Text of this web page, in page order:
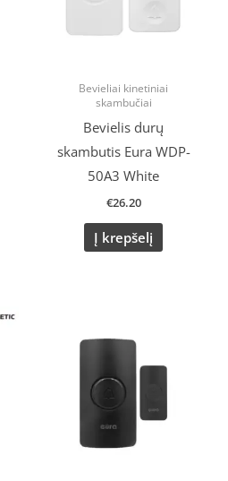
Bevieliai kinetiniai
skambučiai
Bevielis durų
skambutis Eura WDP-
50A3 White
€26.20
Į krepšelį